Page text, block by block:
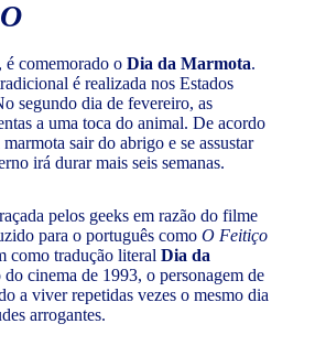
comemorado o Dia da Marmota.
é realizada nos Estados
segundo dia de fevereiro, as
a uma toca do animal. De acordo
sair do abrigo e se assustar
irá durar mais seis semanas.
pelos geeks em razão do filme
para o português como O Feitiço
como tradução literal Dia da
cinema de 1993, o personagem de
a viver repetidas vezes o mesmo dia
arrogantes.